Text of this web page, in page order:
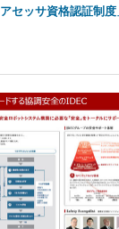
アセッサ資格認証制度